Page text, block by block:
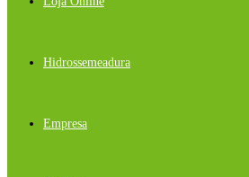
Hidrossemeadura
Empresa